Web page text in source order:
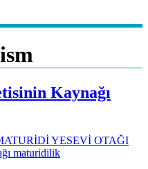
Kaynağı
YESEVİ OTAĞI